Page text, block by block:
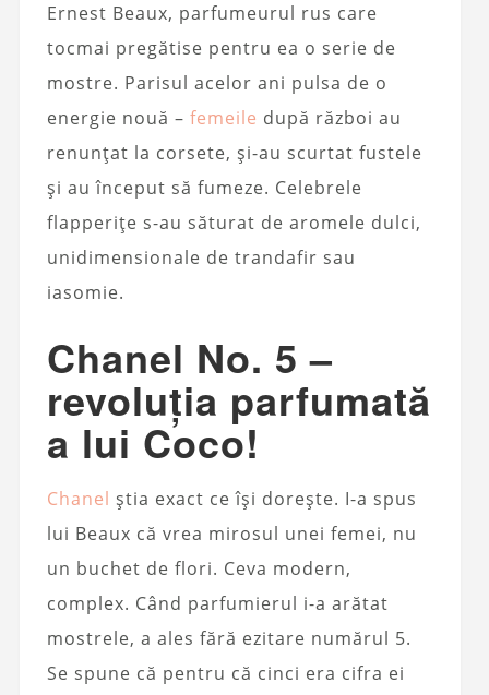
Ernest Beaux, parfumeurul rus care
tocmai pregătise pentru ea o serie de
mostre. Parisul acelor ani pulsa de o
energie nouă – femeile după război au
renunțat la corsete, și-au scurtat fustele
și au început să fumeze. Celebrele
flapperițe s-au săturat de aromele dulci,
unidimensionale de trandafir sau
iasomie.
Chanel No. 5 –
revoluția parfumată
a lui Coco!
Chanel știa exact ce își dorește. I-a spus
lui Beaux că vrea mirosul unei femei, nu
un buchet de flori. Ceva modern,
complex. Când parfumierul i-a arătat
mostrele, a ales fără ezitare numărul 5.
Se spune că pentru că cinci era cifra ei